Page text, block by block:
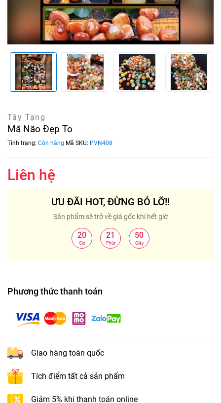
Tây Tạng
Mã Não Đẹp To
Tình trạng: Còn hàng Mã SKU: PVN408
Liên hệ
ƯU ĐÃI HOT, ĐỪNG BỎ LỠ!!
Sản phẩm sẽ trở về giá gốc khi hết giờ
20
Giờ
21
Phút
49
Giây
Phương thức thanh toán
Giao hàng toàn quốc
Tích điểm tất cả sản phẩm
Giảm 5% khi thanh toán online